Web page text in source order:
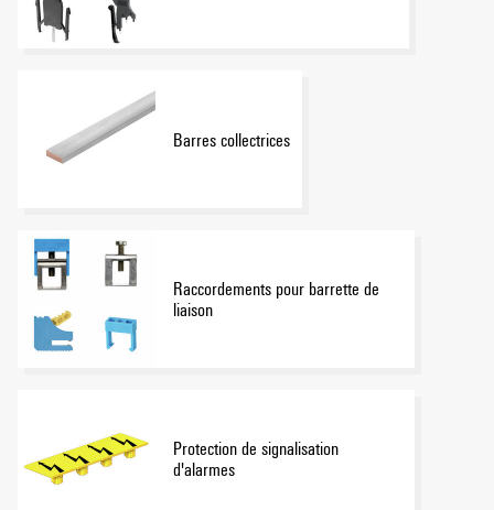
Barres collectrices
Raccordements pour barrette de
liaison
Protection de signalisation
d'alarmes